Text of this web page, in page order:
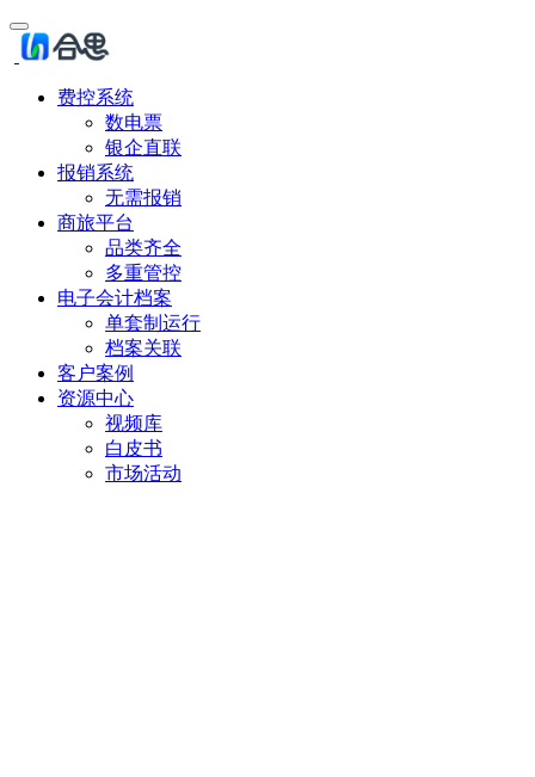
费控系统
数电票
银企直联
报销系统
无需报销
商旅平台
品类齐全
多重管控
电子会计档案
单套制运行
档案关联
客户案例
资源中心
视频库
白皮书
市场活动